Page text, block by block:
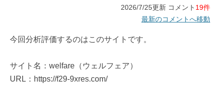
2026/7/25更新 コメント 19件
最新のコメントへ移動
今回分析評価するのはこのサイトです。
サイト名：welfare（ウェルフェア）
URL：https://f29-9xres.com/